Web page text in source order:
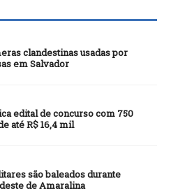
clandestinas usadas por
em Salvador
edital de concurso com 750
até R$ 16,4 mil
são baleados durante
de Amaralina